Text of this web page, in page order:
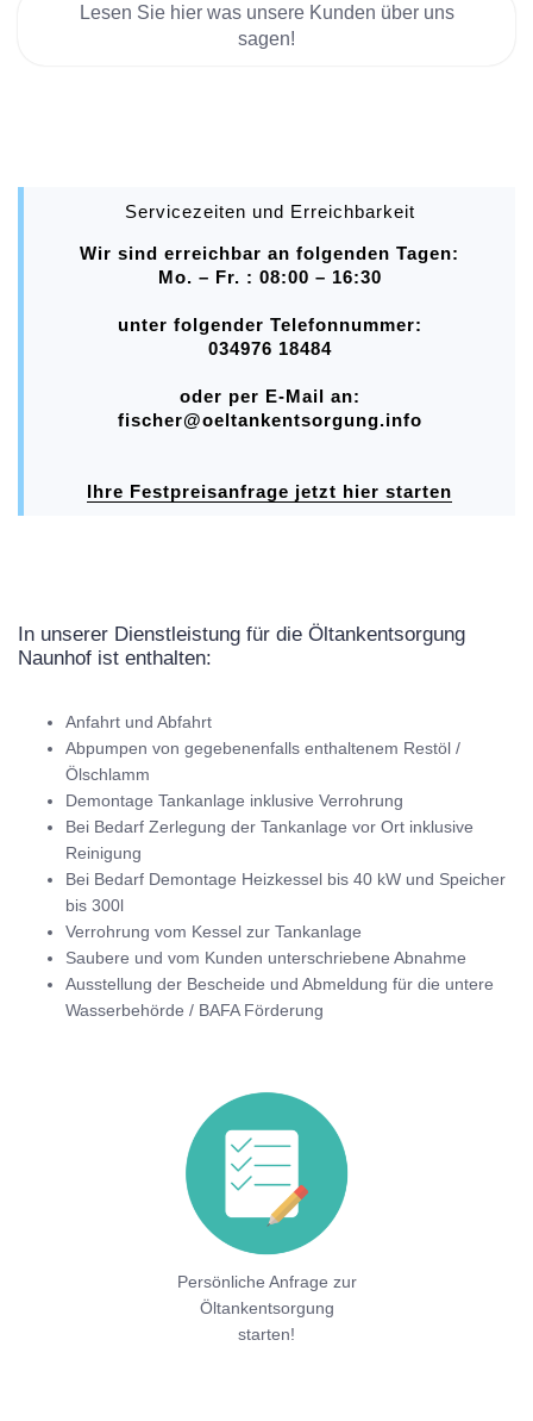
Lesen Sie hier was unsere Kunden über uns
sagen!
Servicezeiten und Erreichbarkeit
Wir sind erreichbar an folgenden Tagen:
Mo. – Fr. : 08:00 – 16:30
unter folgender Telefonnummer:
034976 18484
oder per E-Mail an:
fischer@oeltankentsorgung.info
Ihre Festpreisanfrage jetzt hier starten
In unserer Dienstleistung für die Öltankentsorgung
Naunhof ist enthalten:
Anfahrt und Abfahrt
Abpumpen von gegebenenfalls enthaltenem Restöl /
Ölschlamm
Demontage Tankanlage inklusive Verrohrung
Bei Bedarf Zerlegung der Tankanlage vor Ort inklusive
Reinigung
Bei Bedarf Demontage Heizkessel bis 40 kW und Speicher
bis 300l
Verrohrung vom Kessel zur Tankanlage
Saubere und vom Kunden unterschriebene Abnahme
Ausstellung der Bescheide und Abmeldung für die untere
Wasserbehörde / BAFA Förderung
Persönliche Anfrage zur
Öltankentsorgung
starten!